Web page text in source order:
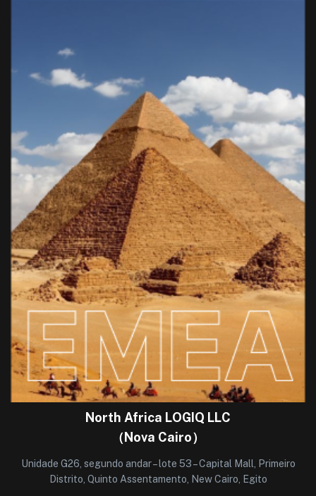
North Africa LOGIQ LLC
（Nova Cairo）
Unidade G26, segundo andar – lote 53 – Capital Mall, Primeiro
Distrito, Quinto Assentamento, New Cairo, Egito